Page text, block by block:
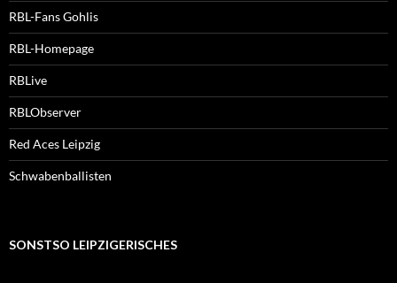
RBL-Fans Gohlis
RBL-Homepage
RBLive
RBLObserver
Red Aces Leipzig
Schwabenballisten
SONSTSO LEIPZIGERISCHES